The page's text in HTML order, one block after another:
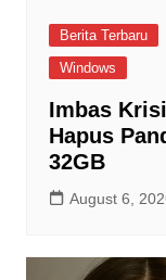
Berita Terbaru
Windows
Imbas
Hapus
32GB
August 6,